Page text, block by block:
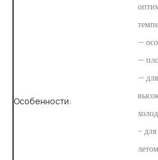
Особенности:
—
—
—
–
летом